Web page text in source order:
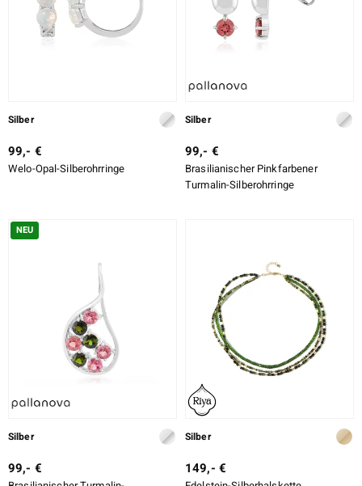
Silber
99,- €
Welo-Opal-Silberohrringe
Silber
99,- €
Brasilianischer Pinkfarbener
Turmalin-Silberohrringe
NEU
Silber
99,- €
Silber
149,- €